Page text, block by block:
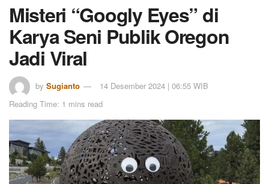
Misteri “Googly Eyes” di
Karya Seni Publik Oregon
Jadi Viral
by Sugianto
14 Desember 2024 | 06:55 WIB
Reading Time: 1 mins read